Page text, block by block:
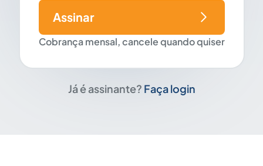
Cobrança mensal, cancele quando quiser
Assinar
Já é assinante? Faça login